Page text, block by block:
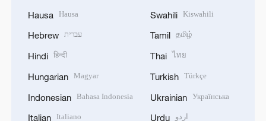
Hausa Hausa
Hebrew עברית
Hindi हिन्दी
Hungarian Magyar
Indonesian Bahasa Indonesia
Italian Italiano
Swahili Kiswahili
Tamil தமிழ்
Thai ไทย
Turkish Türkçe
Ukrainian Українська
Urdu اردو